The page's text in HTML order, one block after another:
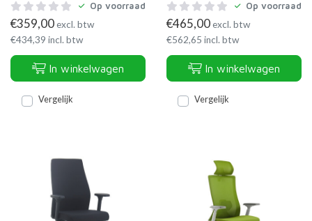
Op voorraad
€359,00excl. btw
€434,39 incl. btw
In winkelwagen
Vergelijk
Op voorraad
€465,00excl. btw
€562,65 incl. btw
In winkelwagen
Vergelijk